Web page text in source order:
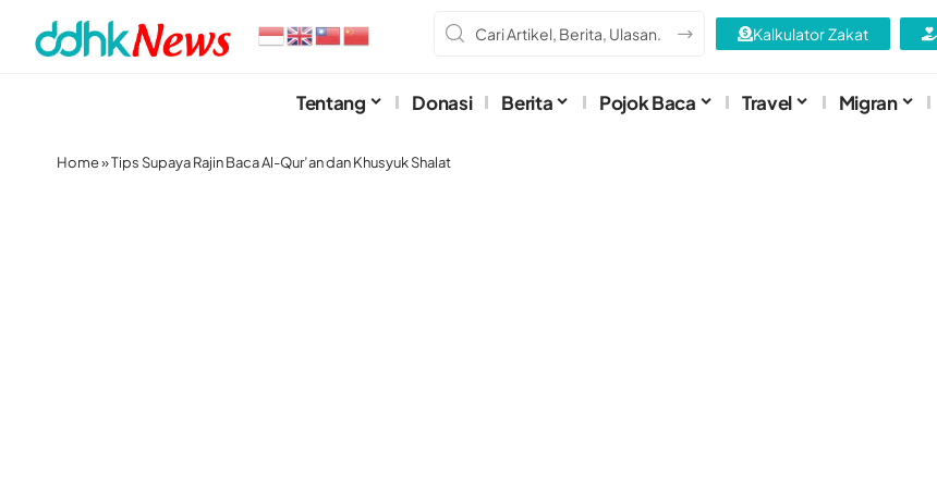
Kalkulator Zakat
Tentang Donasi Berita Pojok Baca Travel Migran
Home»Tips Supaya Rajin Baca Al-Qur’an dan Khusyuk Shalat